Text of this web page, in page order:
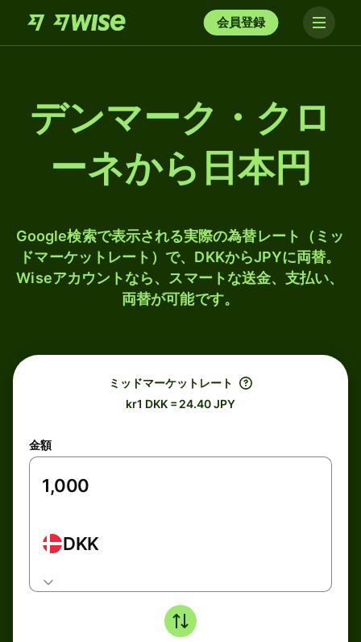
会員登録
デンマーク・クロ
ーネから日本円
Google検索で表示される実際の為替レート（ミッ
ドマーケットレート）で、DKKからJPYに両替。
Wiseアカウントなら、スマートな送金、支払い、
両替が可能です。
ミッドマーケットレート
kr1 DKK = 24.40 JPY
金額
DKK